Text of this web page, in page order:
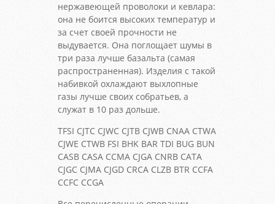
нержавеющей проволоки и кевлара:
она не боится высоких температур и
за счет своей прочности не
выдувается. Она поглощает шумы в
три раза лучше базальта (самая
распространенная). Изделия с такой
набивкой охлаждают выхлопные
газы лучше своих собратьев, а
служат в 10 раз дольше.
TFSI CJTC CJWC CJTB CJWB CNAA CTWA
CJWE CTWB FSI BHK BAR TDI BUG BUN
CASB CASA CCMA CJGA CNRB CATA
CJGC CJMA CJGD CRCA CLZB BTR CCFA
CCFC CCGA